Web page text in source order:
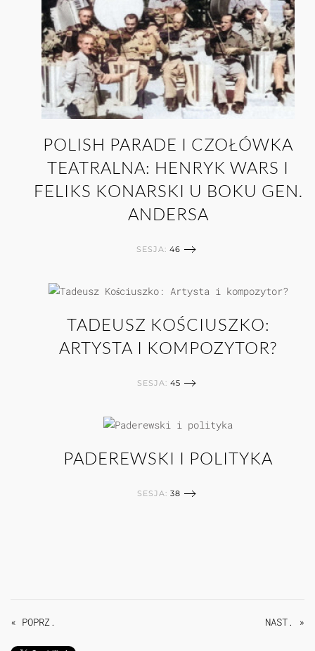
POLISH PARADE I CZOŁÓWKA
TEATRALNA: HENRYK WARS I
FELIKS KONARSKI U BOKU GEN.
ANDERSA
SESJA: 46
TADEUSZ KOŚCIUSZKO:
ARTYSTA I KOMPOZYTOR?
SESJA: 45
PADEREWSKI I POLITYKA
SESJA: 38
« POPRZ. NAST. »